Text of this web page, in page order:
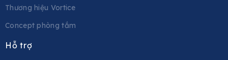
Thương hiệu Vortice
Concept phòng tắm
Hỗ trợ